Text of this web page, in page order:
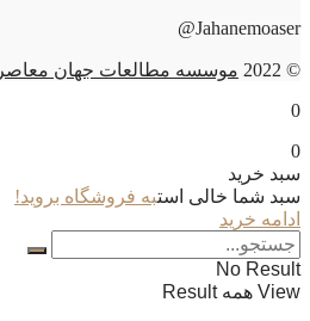
Jahanemoaser@
© 2022
موسسه مطالعات جهان معاصر
0
0
سبد خرید
سبد شما خالی استبه فروشگاه بروید!
ادامه خرید
No Result
View همه Result